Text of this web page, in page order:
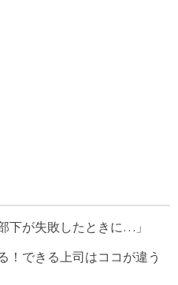
下が失敗したときに…」
！できる上司はココが違う